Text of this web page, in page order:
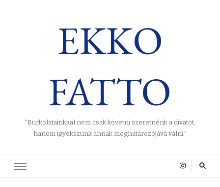
EKKO
FATTO
"Burkolatainkkal nem csak követni szeretnénk a divatot,
hanem igyekszünk annak meghatározójává válni."